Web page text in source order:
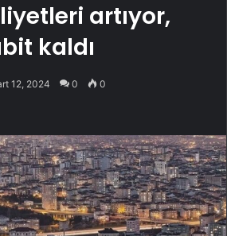
artıyor,
kaldı
12, 2024 0 0